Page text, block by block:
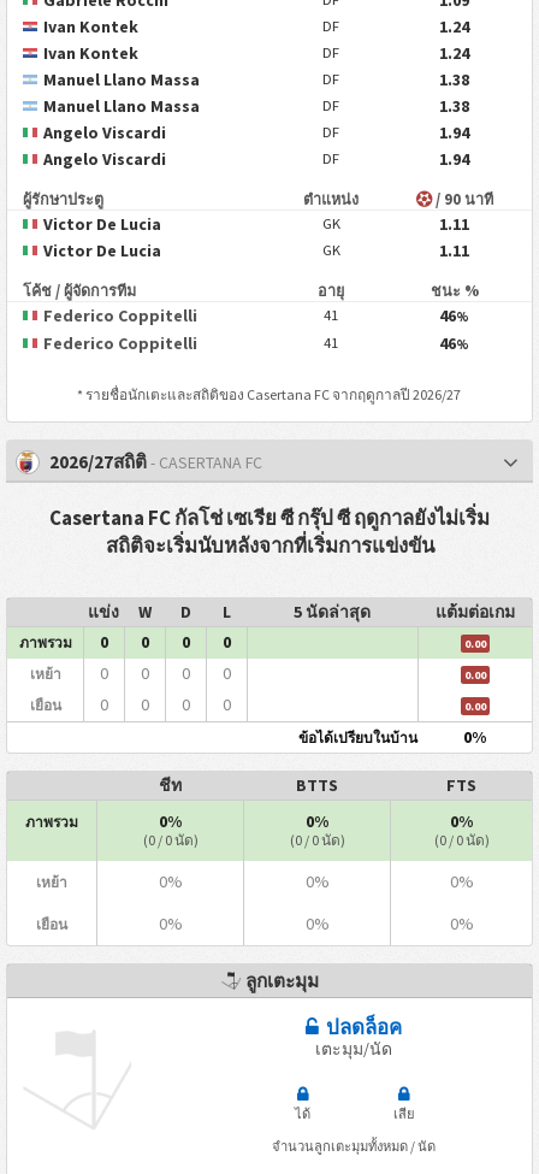
Ivan Kontek
DF
1.24
Ivan Kontek
DF
1.24
Manuel Llano Massa
DF
1.38
Manuel Llano Massa
DF
1.38
Angelo Viscardi
DF
1.94
Angelo Viscardi
DF 1.94
ผู้รักษาประตู ตำแหน่ง / 90 นาที
Victor De Lucia GK
1.11
Victor De Lucia
GK 1.11
โค้ช / ผู้จัดการทีม อายุ ชนะ %
Federico Coppitelli 41 46%
Federico Coppitelli 41 46%
* รายชื่อนักเตะและสถิติของ Casertana FCจากฤดูกาลปี 2026/27
2026/27สถิติ- CASERTANA FC
Casertana FC กัลโช่ เซเรีย ซี กรุ๊ป ซี ฤดูกาลยังไม่เริ่ม
สถิติจะเริ่มนับหลังจากที่เริ่มการแข่งขัน
แข่ง W D L 5 นัดล่าสุด แต้มต่อเกม
ภาพรวม 0 0 0 0 0.00
เหย้า 0 0 0 0 0.00
เยือน 0 0 0 0 0.00
ข้อได้เปรียบในบ้าน 0%
ชีท BTTS FTS
ภาพรวม 0%
(0 / 0 นัด)
0%
(0 / 0 นัด)
0%
(0 / 0 นัด)
เหย้า 0% 0% 0%
เยือน 0% 0% 0%
ลูกเตะมุม
ปลดล็อค
เตะมุม/นัด
ได้
เสีย
จำนวนลูกเตะมุมทั้งหมด / นัด